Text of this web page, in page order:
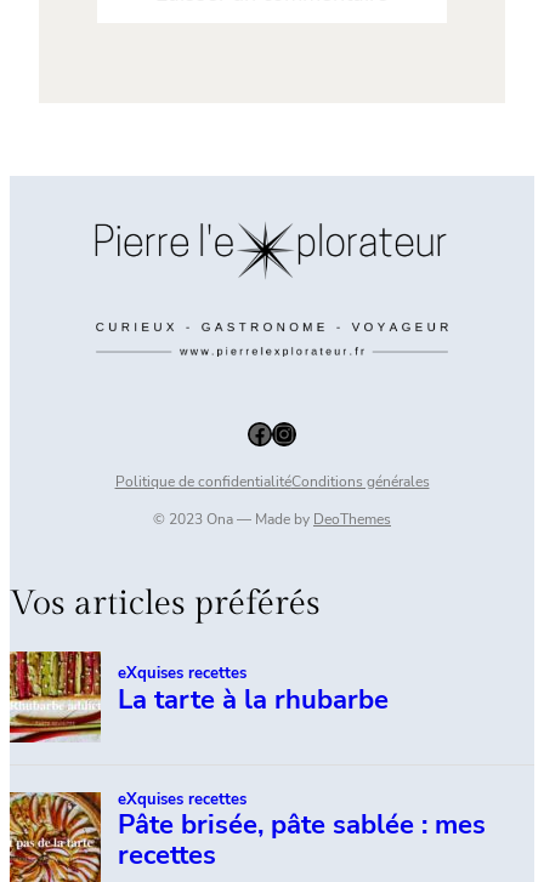
Facebook Instagram
Politique de confidentialitéConditions générales
© 2023 Ona — Made by DeoThemes
Vos articles préférés